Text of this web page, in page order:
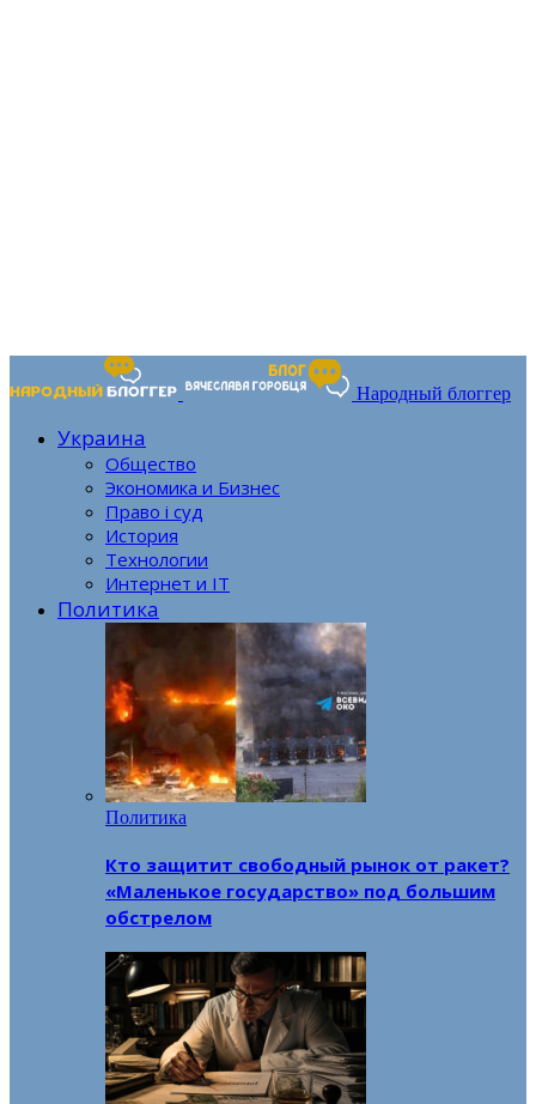
Народный блоггер
Украина
Общество
Экономика и Бизнес
Право і суд
История
Технологии
Интернет и IT
Политика
Политика
Кто защитит свободный рынок от ракет?
«Маленькое государство» под большим
обстрелом